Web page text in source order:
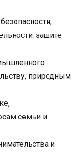
защите
природным
семьи и
и